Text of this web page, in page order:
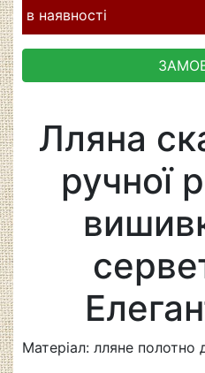
в наявності
Лляна
ручної
Матеріал: лляне полотно